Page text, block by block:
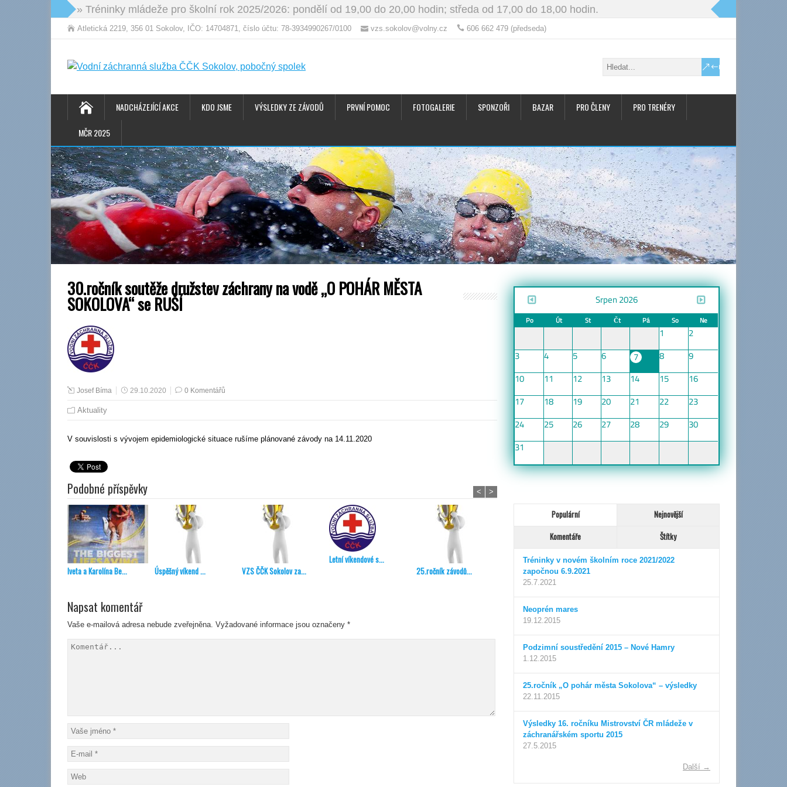
» Tréninky mládeže pro školní rok 2025/2026: pondělí od 19,00 do 20,00 hodin; středa od 17,00 do 18,00 hodin.
Atletická 2219, 356 01 Sokolov, IČO: 14704871, číslo účtu: 78-3934990267/0100 vzs.sokolov@volny.cz 606 662 479 (předseda)
NADCHÁZEJÍCÍ AKCE KDO JSME VÝSLEDKY ZE ZÁVODŮ PRVNÍ POMOC FOTOGALERIE SPONZOŘI BAZAR PRO ČLENY PRO TRENÉRY
MČR 2025
30.ročník soutěže družstev záchrany na vodě „O POHÁR MĚSTA
SOKOLOVA“ se RUŠÍ
Josef Bíma 29.10.2020 0 Komentářů
Aktuality
V souvislosti s vývojem epidemiologické situace rušíme plánované závody na 14.11.2020
Podobné příspěvky
Iveta a Karolína Be... Úspěšný víkend ... VZS ČČK Sokolov za...
Letní víkendové s...
25.ročník závodů...
Aktualizovaný plán...
< >
Napsat komentář
Vaše e-mailová adresa nebude zveřejněna. Vyžadované informace jsou označeny *
Srpen 2026
Po Út St Čt Pá So Ne
1
2
3
4 5 6 7 8
9
10
11 12 13 14 15
16
17
18 19 20 21 22
23
24
25 26 27 28 29
30
31
Populární
Nejnovější
Komentáře
Štítky
Tréninky v novém školním roce 2021/2022
započnou 6.9.2021
25.7.2021
Neoprén mares
19.12.2015
Podzimní soustředění 2015 – Nové Hamry
1.12.2015
25.ročník „O pohár města Sokolova“ – výsledky
22.11.2015
Výsledky 16. ročníku Mistrovství ČR mládeže v
záchranářském sportu 2015
27.5.2015
Další →